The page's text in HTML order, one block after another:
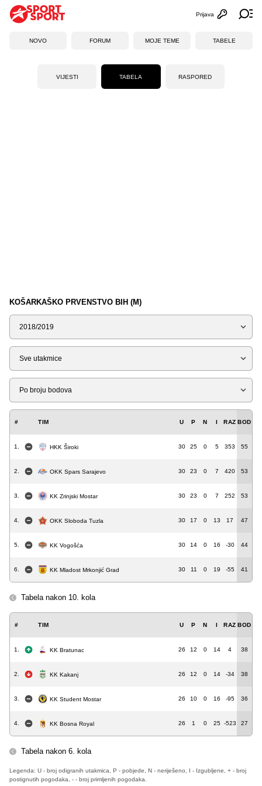
Otvori
Prijava
NOVO FORUM MOJE TEME TABELE
VIJESTI TABELA RASPORED
KOŠARKAŠKO PRVENSTVO BIH (M)
Sezona
Tip
Liga
# TIM U P N I RAZ BOD
1. HKK Široki 30 25 0 5 353 55
2. OKK Spars Sarajevo 30 23 0 7 420 53
3. KK Zrinjski Mostar 30 23 0 7 252 53
4. OKK Sloboda Tuzla 30 17 0 13 17 47
5. KK Vogošća 30 14 0 16 -30 44
6. KK Mladost Mrkonjić Grad 30 11 0 19 -55 41
Tabela nakon 10. kola
# TIM U P N I RAZ BOD
1. KK Bratunac 26 12 0 14 4 38
2. KK Kakanj 26 12 0 14 -34 38
3. KK Student Mostar 26 10 0 16 -95 36
4. KK Bosna Royal 26 1 0 25 -523 27
Tabela nakon 6. kola
Legenda: U - broj odigranih utakmica, P - pobjede, N - neriješeno, I - Izgubljene, + - broj
postignutih pogodaka, - - broj primljenih pogodaka.